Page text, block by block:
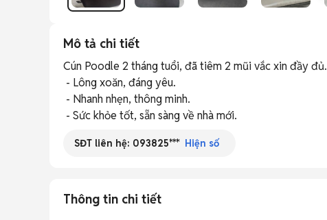
Mô tả chi tiết
Cún Poodle 2 tháng tuổi, đã tiêm 2 mũi vắc xin đầy đủ.
- Sức khỏe tốt, sẵn sàng về nhà mới.
SĐT liên hệ: 093825*** Hiện số
Thông tin chi tiết